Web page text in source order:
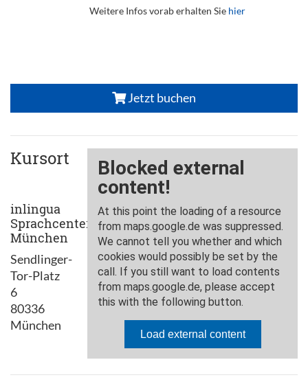
Weitere Infos vorab erhalten Sie hier
Jetzt buchen
Kursort
inlingua
Sprachcenter
München
Sendlinger-
Tor-Platz
6
80336
München